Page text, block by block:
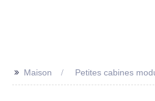
>> Maison Petites cabines